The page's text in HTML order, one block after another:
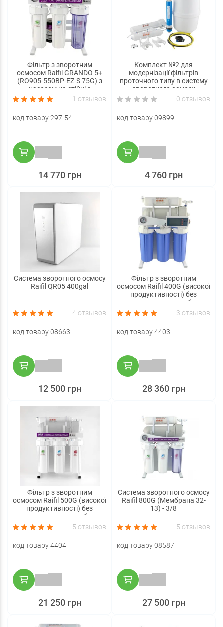
Фільтр з зворотним
осмосом Raifil GRANDO 5+
(RO905-550BP-EZ-S 75G) з
насосом на стійці з
манометром.1 отзывов
код товару 297-54
14 770 грн
Комплект №2 для
модернізації фільтрів
проточного типу в систему
зворотного осмосу
0 отзывов
код товару 09899
4 760 грн
Система зворотного осмосу
Raifil QR05 400gal
4 отзывов
код товару 08663
12 500 грн
Фільтр з зворотним
осмосом Raifil 400G (високої
продуктивності) без
накопичувального бака
3 отзывов
код товару 4403
28 360 грн
Фільтр з зворотним
осмосом Raifil 500G (високої
продуктивності) без
накопичувального бака
5 отзывов
код товару 4404
21 250 грн
Система зворотного осмосу
Raifil 800G (Мембрана 32-
13) - 3/8
5 отзывов
код товару 08587
27 500 грн